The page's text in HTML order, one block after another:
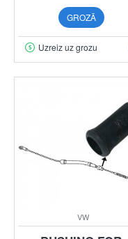
GROZĀ
Uzreiz uz grozu
VW